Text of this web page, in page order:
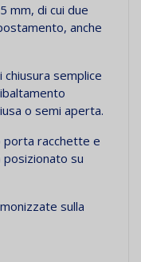
mm, di cui due
anche
semplice
o semi aperta.
porta racchette e
posizionato su
sulla